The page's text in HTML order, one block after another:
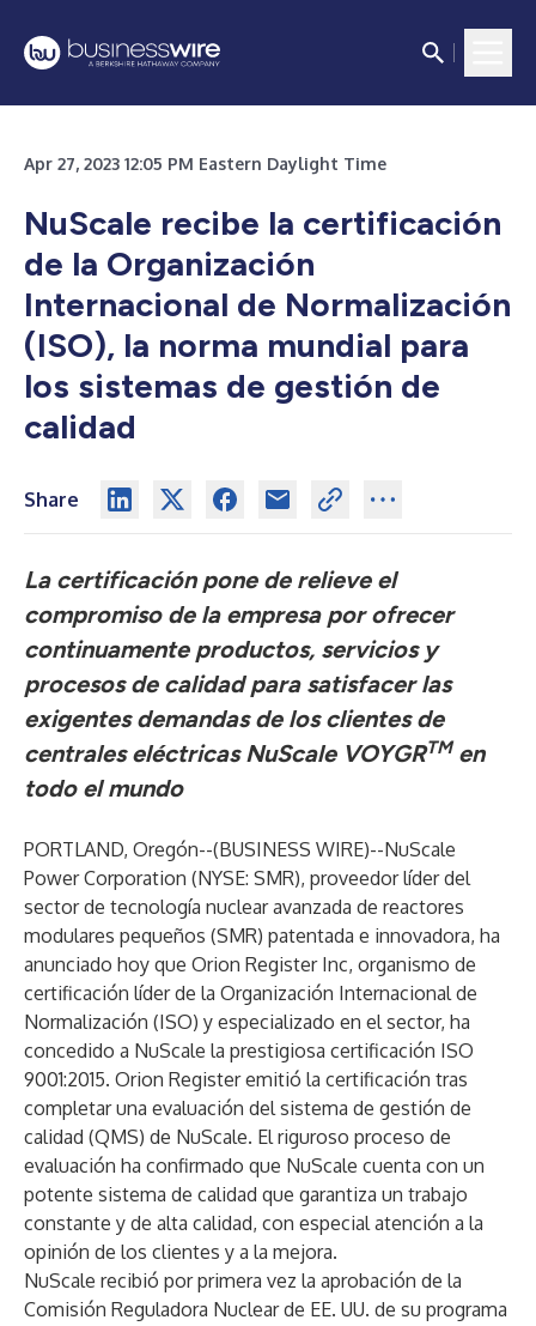
Apr 27, 2023 12:05 PM Eastern Daylight Time
NuScale recibe la certificación
de la Organización
Internacional de Normalización
(ISO), la norma mundial para
los sistemas de gestión de
calidad
Share
La certificación pone de relieve el
compromiso de la empresa por ofrecer
continuamente productos, servicios y
procesos de calidad para satisfacer las
exigentes demandas de los clientes de
centrales eléctricas NuScale VOYGRTMen
todo el mundo
PORTLAND, Oregón--(BUSINESS WIRE)--NuScale
Power Corporation (NYSE: SMR), proveedor líder del
sector de tecnología nuclear avanzada de reactores
modulares pequeños (SMR) patentada e innovadora, ha
anunciado hoy que Orion Register Inc, organismo de
certificación líder de la Organización Internacional de
Normalización (ISO) y especializado en el sector, ha
concedido a NuScale la prestigiosa certificación ISO
9001:2015. Orion Register emitió la certificación tras
completar una evaluación del sistema de gestión de
calidad (QMS) de NuScale. El riguroso proceso de
evaluación ha confirmado que NuScale cuenta con un
potente sistema de calidad que garantiza un trabajo
constante y de alta calidad, con especial atención a la
opinión de los clientes y a la mejora.
NuScale recibió por primera vez la aprobación de la
Comisión Reguladora Nuclear de EE. UU. de su programa